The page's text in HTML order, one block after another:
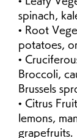
spinach,
• Root
potatoes,
•
Broccoli,
Brussels
• Citrus
lemons,
grapefruits.